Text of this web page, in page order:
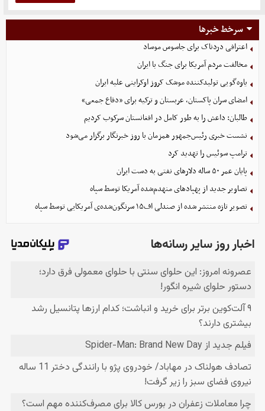
سرخط خبرها
اعترافی دردناک برای جاسوس موساد
مخالفت مردم آمریکا برای جنگ با ایران
یاوه‌گویی تولیدکننده موشک کروز اوکراینی علیه ایران
امضای سران پاکستان، عربستان و ترکیه برای «دفاع جمعی»
طالبان: داعش را به طور کامل در افغانستان سرکوب کردیم
نشست خبری رئیس‌جمهور همزمان با روز خبرنگار برگزار می‌شود
ترامپ سوئیس را تهدید کرد
پایان عمر ۵۰ ساله دلارهای نفتی به دست ایران
تصاویر جدید از پهپادهای منهدم‌شده آمریکا توسط سپاه
تصویر تازه منتشر شده از صندلی اف۱۵ سرنگون‌شده‌ی آمریکایی توسط سپاه